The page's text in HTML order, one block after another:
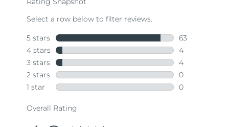
value.
Same
page
link.